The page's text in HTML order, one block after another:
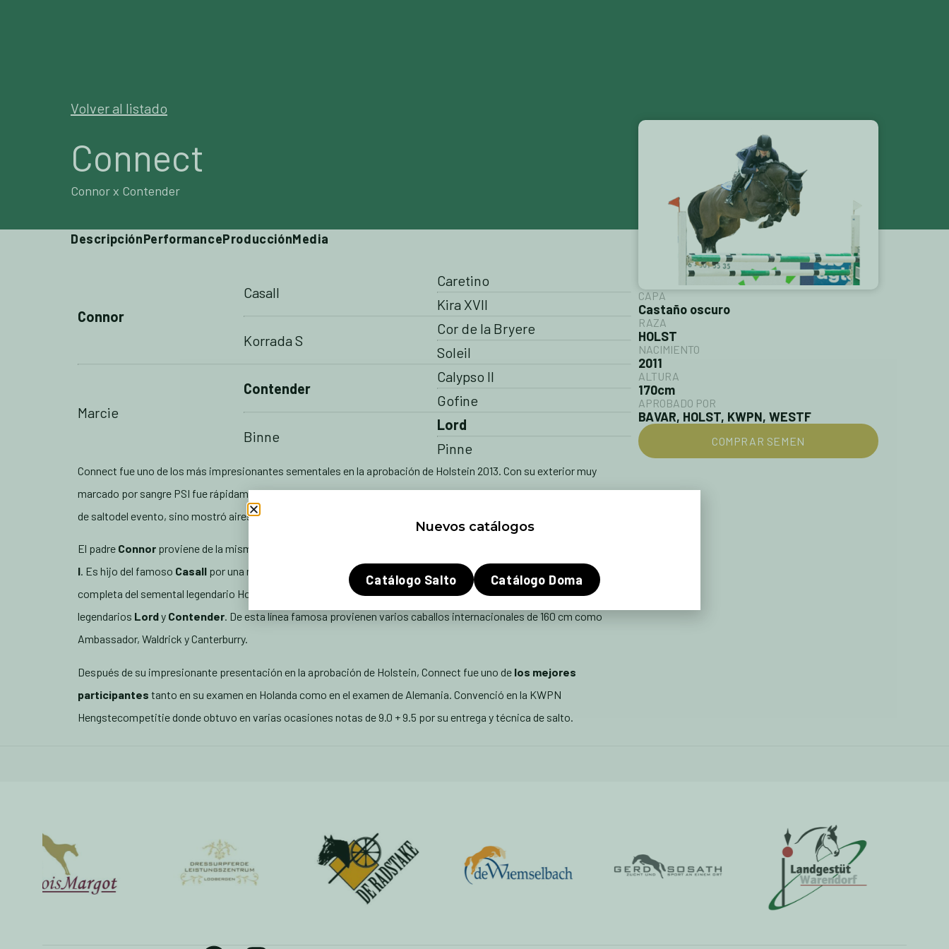
Volver al listado
Connect
Connor x Contender
DescripciónPerformanceProducciónMedia
Connor
Casall
Caretino
Kira XVII
Korrada S
Cor de la Bryere
Soleil
Marcie
Contender
Calypso II
Gofine
Binne
Lord
Pinne
Connect fue uno de los más impresionantes sementales en la aprobación de Holstein 2013. Con su exterior muy
marcado por sangre PSI fue rápidamente el preferido del público. Este hijo deConnorno fue tan solo el mejor caballo
de saltodel evento, sino mostró aires de igual calidad. Su equilibrio y su fuerza de galope han sido magníficos.
El padre Connor proviene de la misma línea materna que el famoso
I. Es hijo del famoso Casall por una madre premiada regional hija del famoso Cor de la bryére
completa del semental legendario Holstein Corrado I. En el pedigree de Connect también encontramos los sementales
legendarios Lordy Contender. De esta línea famosa provienen varios caballos internacionales de 160 cm como
Ambassador, Waldrick y Canterburry.
Después de su impresionante presentación en la aprobación de Holstein, Connect fue uno de los mejores
participantes tanto en su examen en Holanda como en el examen de Alemania. Convenció en la KWPN
Hengstecompetitie donde obtuvo en varias ocasiones notas de 9.0 + 9.5 por su entrega y técnica de salto.
CAPA
Castaño oscuro
RAZA
HOLST
NACIMIENTO
2011
ALTURA
170cm
APROBADO POR
BAVAR, HOLST, KWPN, WESTF
COMPRAR SEMEN
Nuevos catálogos
Catálogo Salto Catálogo Doma